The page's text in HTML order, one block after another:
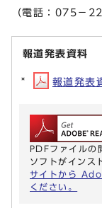
（電話：075－
報道発表資料
報道発表
PDFファイル
ソフトがインス
サイトから
ください。